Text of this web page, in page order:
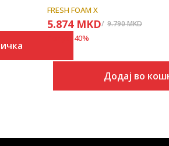
FRESH FOAM X
5.874 MKD 9.790MKD
40%
Додај во